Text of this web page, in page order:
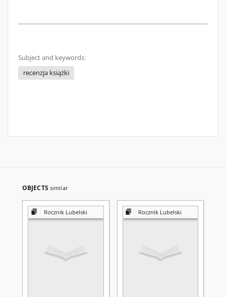
Subject and keywords:
recenzja książki
OBJECTS similar
Rocznik Lubelski Rocznik Lubelski